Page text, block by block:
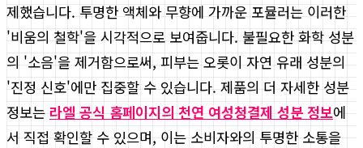
제했습니다. 투명한 액체와 무향에 가까운 포뮬러는 이러한
'비움의 철학'을 시각적으로 보여줍니다. 불필요한 화학 성분
의 '소음'을 제거함으로써, 피부는 오롯이 자연 유래 성분의
'진정 신호'에만 집중할 수 있습니다. 제품의 더 자세한 성분
정보는 라엘 공식 홈페이지의 천연 여성청결제 성분 정보에
서 직접 확인할 수 있으며, 이는 소비자와의 투명한 소통을